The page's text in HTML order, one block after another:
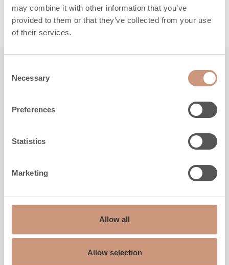
may combine it with other information that you’ve
provided to them or that they’ve collected from your use
of their services.
Selection
Necessary
Preferences
Statistics
Marketing
Allow all
Allow selection
LUE LISÄÄ